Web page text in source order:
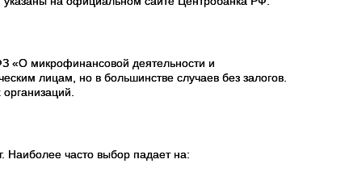
«О микрофинансовой деятельности и
лицам, но в большинстве случаев без залогов.
Наиболее часто выбор падает на: